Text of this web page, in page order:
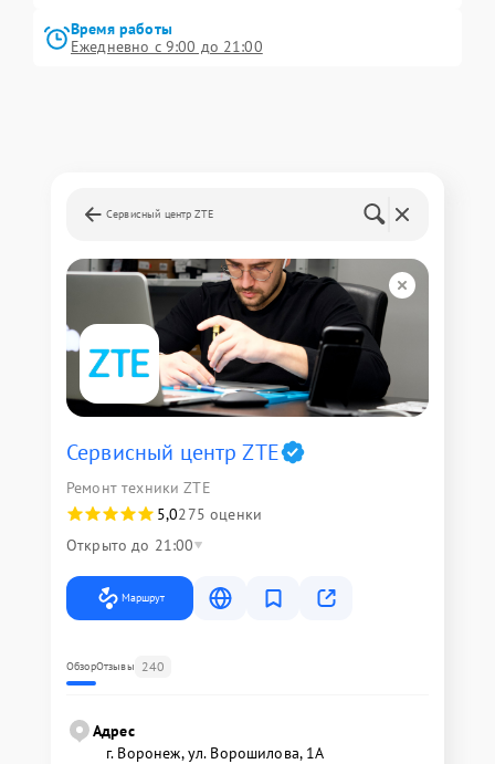
Время работы
Ежедневно с 9:00 до 21:00
Сервисный центр ZTE
Сервисный центр ZTE
Ремонт техники ZTE
5,0275 оценки
Открыто до 21:00
Маршрут
ОбзорОтзывы 240
Адрес
г. Воронеж, ул. Ворошилова, 1А